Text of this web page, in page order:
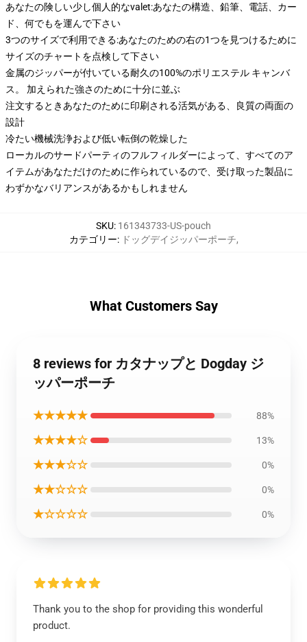
あなたの険しい少し個人的なvalet:あなたの構造、鉛筆、電話、カー
ド、何でもを運んで下さい
3つのサイズで利用できる:あなたのための右の1つを見つけるために
サイズのチャートを点検して下さい
金属のジッパーが付いている耐久の100%のポリエステル キャンバ
ス。 加えられた強さのために十分に並ぶ
注文するときあなたのために印刷される活気がある、良質の両面の
設計
冷たい機械洗浄および低い転倒の乾燥した
ローカルのサードパーティのフルフィルダーによって、すべてのア
イテムがあなただけのために作られているので、受け取った製品に
わずかなバリアンスがあるかもしれません
SKU: 161343733-US-pouch
カテゴリー: ドッグデイジッパーポーチ,
What Customers Say
8 reviews for カタナップと Dogday ジ
ッパーポーチ
★★★★★ 88%
★★★★☆ 13%
★★★☆☆ 0%
★★☆☆☆ 0%
★☆☆☆☆ 0%
Thank you to the shop for providing this wonderful
product.